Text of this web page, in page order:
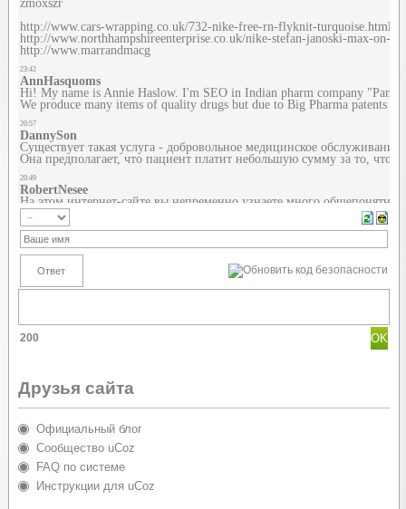
200
Друзья сайта
Официальный блог
Сообщество uCoz
FAQ по системе
Инструкции для uCoz